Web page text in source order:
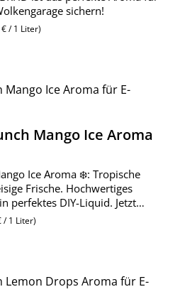
sichern!
/ 1 Liter)
Mango Ice Aroma
Ice Aroma ❄️: Tropische
Frische. Hochwertiges
perfektes DIY-Liquid. Jetzt
/ 1 Liter)